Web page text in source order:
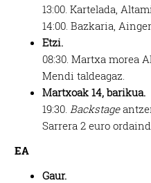
13:00. Kartelada,
14:00. Bazkaria,
Etzi.
08:30. Martxa morea
Mendi taldeagaz.
Martxoak 14, barikua.
19:30. Backstage
Sarrera 2 euro
EA
Gaur.